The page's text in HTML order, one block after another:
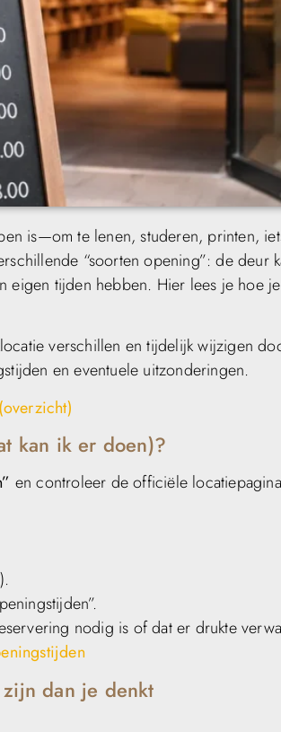
is—om te lenen, studeren, printen,
“soorten opening”: de deur
eigen tijden hebben. Hier lees je hoe
verschillen en tijdelijk wijzigen
en eventuele uitzonderingen.
kan ik er doen)?
en controleer de officiële
nodig is of dat er drukte
dan je denkt